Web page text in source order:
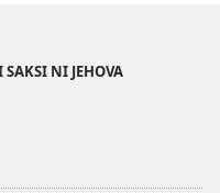
NI JEHOVA